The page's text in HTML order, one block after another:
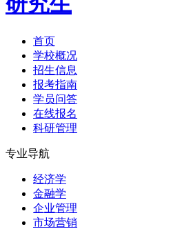
首页
学校概况
招生信息
报考指南
学员问答
在线报名
科研管理
专业导航
经济学
金融学
企业管理
市场营销